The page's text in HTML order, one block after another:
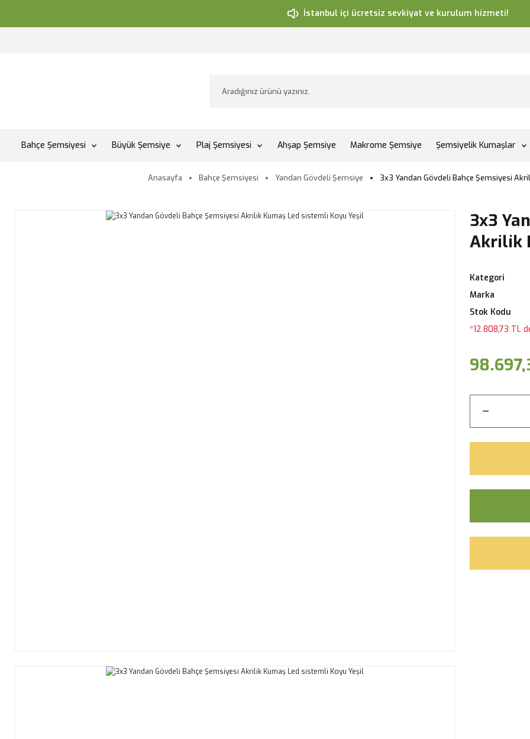
İstanbul içi ücretsiz sevkiyat ve kurulum hizmeti!
Bahçe Şemsiyesi Büyük Şemsiye Plaj Şemsiyesi Ahşap Şemsiye Makrome Şemsiye Şemsiyelik Kumaşlar
Anasayfa Bahçe Şemsiyesi Yandan Gövdeli Şemsiye 3x3 Yandan Gövdeli Bahçe Şemsiyesi
3x3
Akrilik
Kategori
Marka
Stok Kodu
*12.808,73 TL